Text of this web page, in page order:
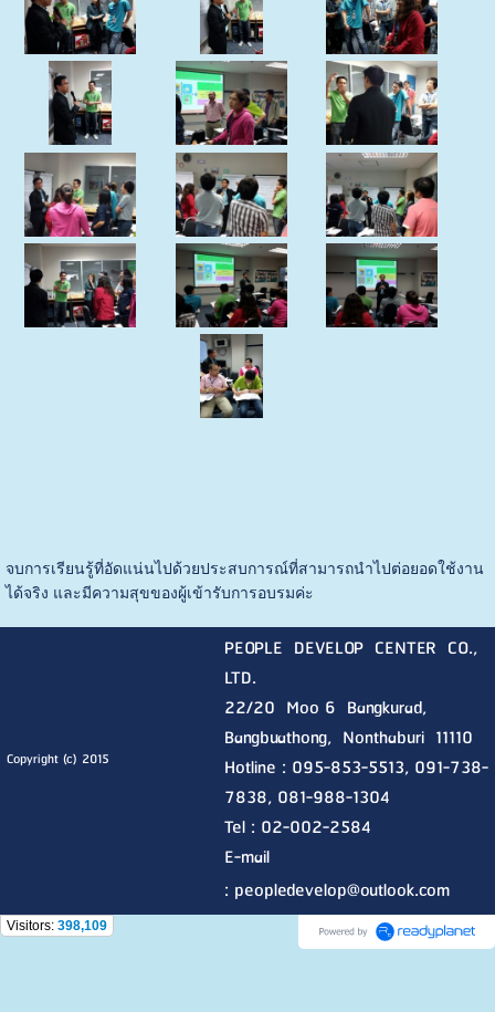
จบการเรียนรู้ที่อัดแน่นไปด้วยประสบการณ์ที่สามารถนำไปต่อยอดใช้งาน
ได้จริง และมีความสุขของผู้เข้ารับการอบรมค่ะ
Copyright (c) 2015
PEOPLE DEVELOP CENTER CO.,
LTD.
22/20 Moo 6 Bangkurad,
Bangbuathong, Nonthaburi 11110
Hotline : 095-853-5513, 091-738-
7838, 081-988-1304
Tel : 02-002-2584
E-mail
: peopledevelop@outlook.com
Visitors: 398,109